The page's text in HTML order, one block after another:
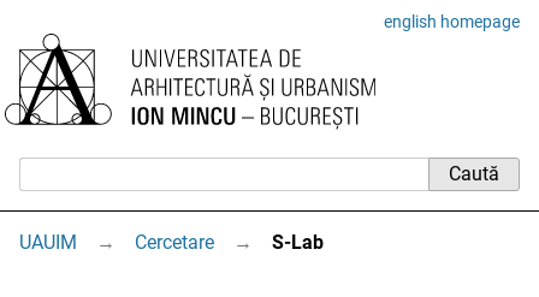
english homepage
UAUIM → Cercetare → S-Lab